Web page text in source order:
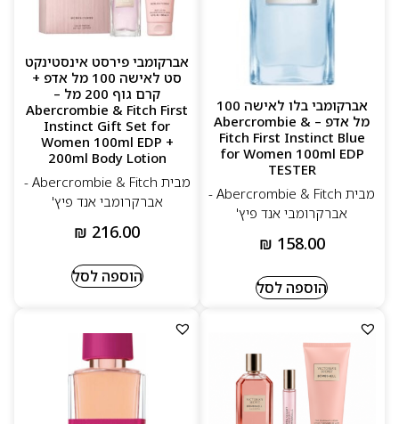
אברקומבי בלו לאישה 100
מל אדפ – Abercrombie &
Fitch First Instinct Blue
for Women 100ml EDP
TESTER
מבית Abercrombie & Fitch -
אברקרומבי אנד פיץ'
₪ 158.00
הוספה לסל
אברקומבי פירסט אינסטינקט
סט לאישה 100 מל אדפ +
קרם גוף 200 מל –
Abercrombie & Fitch First
Instinct Gift Set for
Women 100ml EDP +
200ml Body Lotion
מבית Abercrombie & Fitch -
אברקרומבי אנד פיץ'
₪ 216.00
הוספה לסל